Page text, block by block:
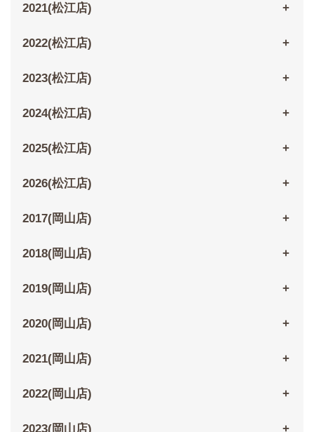
2021(松江店)
2022(松江店)
2023(松江店)
2024(松江店)
2025(松江店)
2026(松江店)
2017(岡山店)
2018(岡山店)
2019(岡山店)
2020(岡山店)
2021(岡山店)
2022(岡山店)
2023(岡山店)